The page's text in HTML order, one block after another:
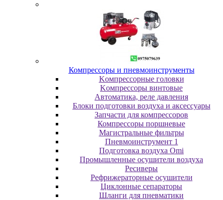
Компрессоры и пневмоинструменты
Koмпpeccopныe гoлoвки
Koмпpeccopы винтoвыe
Автоматика, реле давления
Блоки подготовки воздуха и аксессуары
Запчасти для компрессоров
Компрессоры поршневые
Магистральные фильтры
Пневмоинструмент 1
Подготовка воздуха Omi
Промышленные осушители воздуха
Ресиверы
Рефрижераторные осушители
Циклонные сепараторы
Шланги для пневматики